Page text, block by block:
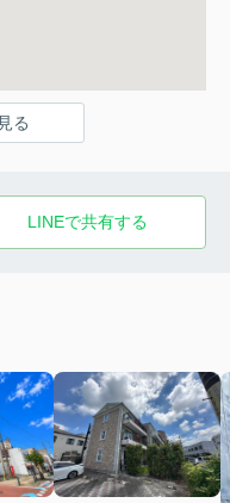
る
LINEで共有する